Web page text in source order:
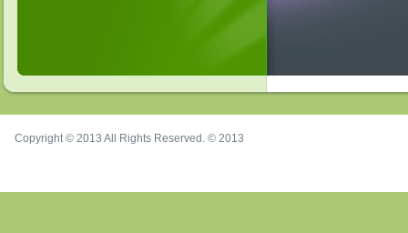
Copyright © 2013 All Rights Reserved. © 2013